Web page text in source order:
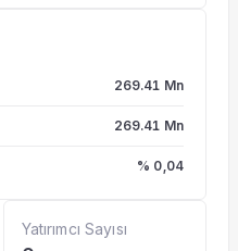
269.41 Mn
269.41 Mn
% 0,04
Yatırımcı Sayısı